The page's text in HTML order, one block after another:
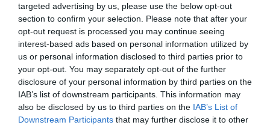
targeted advertising by us, please use the below opt-out
section to confirm your selection. Please note that after your
opt-out request is processed you may continue seeing
interest-based ads based on personal information utilized by
us or personal information disclosed to third parties prior to
your opt-out. You may separately opt-out of the further
disclosure of your personal information by third parties on the
IAB’s list of downstream participants. This information may
also be disclosed by us to third parties on the IAB’s List of
Downstream Participants that may further disclose it to other